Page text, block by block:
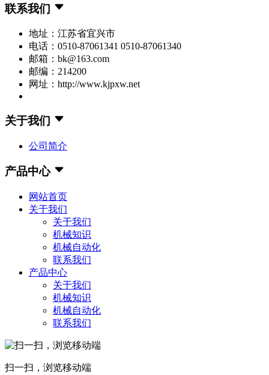
联系我们
地址：江苏省宜兴市
电话：0510-87061341 0510-87061340
邮箱：bk@163.com
邮编：214200
网址：http://www.kjpxw.net
关于我们
公司简介
产品中心
网站首页
关于我们
关于我们
机械知识
机械自动化
联系我们
产品中心
关于我们
机械知识
机械自动化
联系我们
扫一扫，浏览移动端